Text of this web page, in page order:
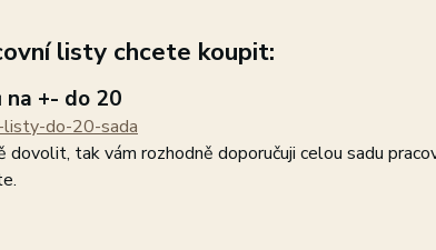
listy chcete koupit:
na +- do 20
listy-do-20-sada
dovolit, tak vám rozhodně doporučuji celou sadu